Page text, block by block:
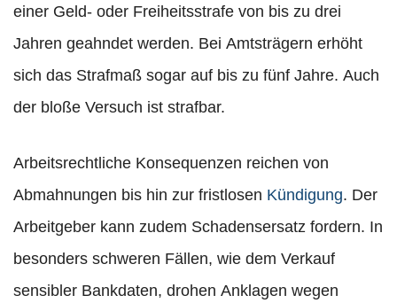
einer Geld- oder Freiheitsstrafe von bis zu drei
Jahren geahndet werden. Bei Amtsträgern erhöht
sich das Strafmaß sogar auf bis zu fünf Jahre. Auch
der bloße Versuch ist strafbar.
Arbeitsrechtliche Konsequenzen reichen von
Abmahnungen bis hin zur fristlosen Kündigung. Der
Arbeitgeber kann zudem Schadensersatz fordern. In
besonders schweren Fällen, wie dem Verkauf
sensibler Bankdaten, drohen Anklagen wegen